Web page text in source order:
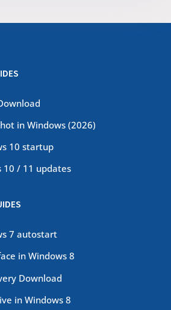
in Windows (2026)
10 startup
10 / 11 updates
7 autostart
in Windows 8
Download
in Windows 8